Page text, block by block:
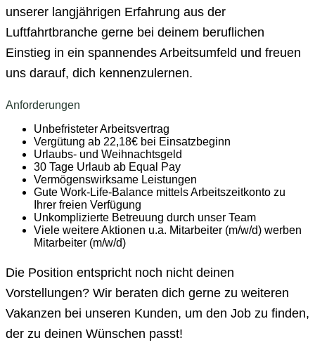
unserer langjährigen Erfahrung aus der
Luftfahrtbranche gerne bei deinem beruflichen
Einstieg in ein spannendes Arbeitsumfeld und freuen
uns darauf, dich kennenzulernen.
Anforderungen
Unbefristeter Arbeitsvertrag
Vergütung ab 22,18€ bei Einsatzbeginn
Urlaubs- und Weihnachtsgeld
30 Tage Urlaub ab Equal Pay
Vermögenswirksame Leistungen
Gute Work-Life-Balance mittels Arbeitszeitkonto zu
Ihrer freien Verfügung
Unkomplizierte Betreuung durch unser Team
Viele weitere Aktionen u.a. Mitarbeiter (m/w/d) werben
Mitarbeiter (m/w/d)
Die Position entspricht noch nicht deinen
Vorstellungen? Wir beraten dich gerne zu weiteren
Vakanzen bei unseren Kunden, um den Job zu finden,
der zu deinen Wünschen passt!